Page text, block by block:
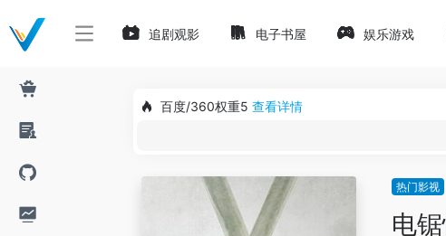
追剧观影 电子书屋 娱乐游戏
百度/360权重5 查看详情
热门影视
电